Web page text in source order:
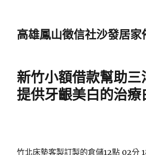
高雄鳳山徵信社沙發居家
新竹小額借款幫助三
提供牙齦美白的治療
竹北床墊客製訂製的倉儲12點 02分